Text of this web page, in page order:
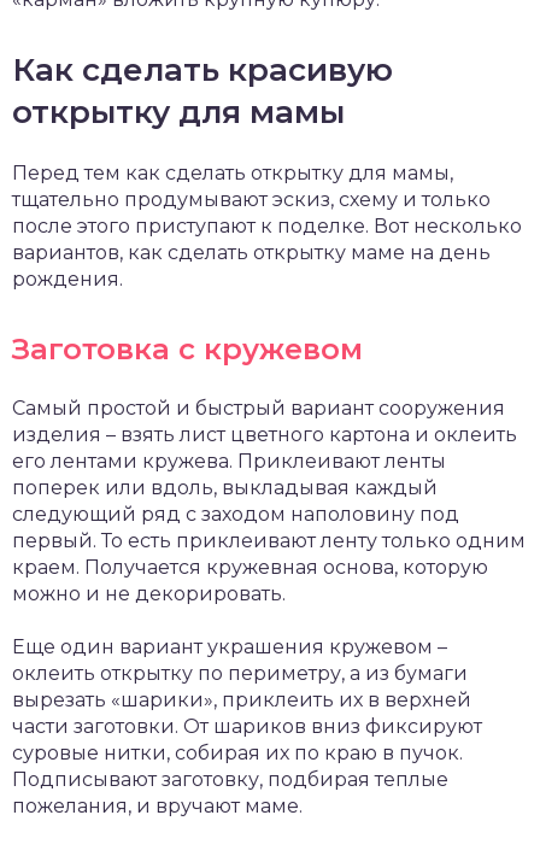
Как сделать красивую
открытку для мамы
Перед тем как сделать открытку для мамы,
тщательно продумывают эскиз, схему и только
после этого приступают к поделке. Вот несколько
вариантов, как сделать открытку маме на день
рождения.
Заготовка с кружевом
Самый простой и быстрый вариант сооружения
изделия – взять лист цветного картона и оклеить
его лентами кружева. Приклеивают ленты
поперек или вдоль, выкладывая каждый
следующий ряд с заходом наполовину под
первый. То есть приклеивают ленту только одним
краем. Получается кружевная основа, которую
можно и не декорировать.
Еще один вариант украшения кружевом –
оклеить открытку по периметру, а из бумаги
вырезать «шарики», приклеить их в верхней
части заготовки. От шариков вниз фиксируют
суровые нитки, собирая их по краю в пучок.
Подписывают заготовку, подбирая теплые
пожелания, и вручают маме.